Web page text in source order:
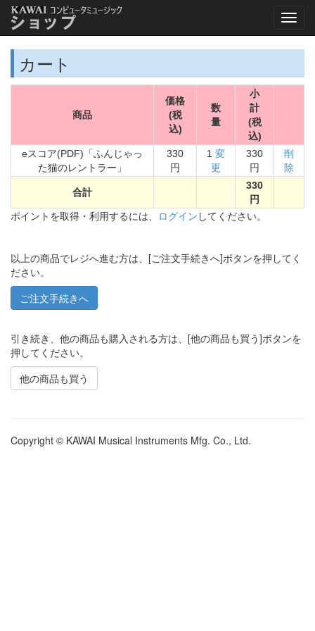
カート
商品
価格
(税
込)
数
量
小
計
(税
込)
eスコア(PDF)「ふんじゃっ
た猫のレントラー」
330
円
1 変
更
330
円
削
除
合計
330
円
ポイントを取得・利用するには、 ログイン してください。
以上の商品でレジへ進む方は、[ご注文手続きへ]ボタンを押してく
ださい。
引き続き、他の商品も購入される方は、[他の商品も買う]ボタンを
押してください。
他の商品も買う
Copyright © KAWAI Musical Instruments Mfg. Co., Ltd.